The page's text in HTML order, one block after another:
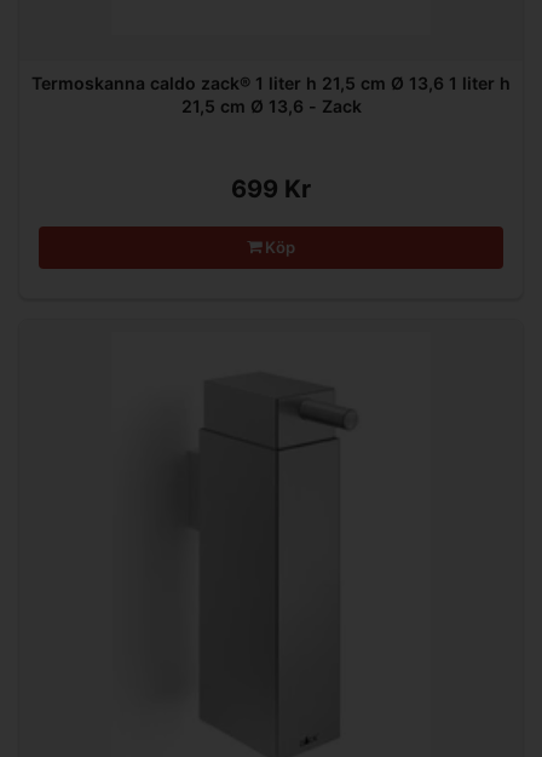
Termoskanna caldo zack® 1 liter h 21,5 cm Ø 13,6 1 liter h
21,5 cm Ø 13,6 - Zack
699 Kr
Köp